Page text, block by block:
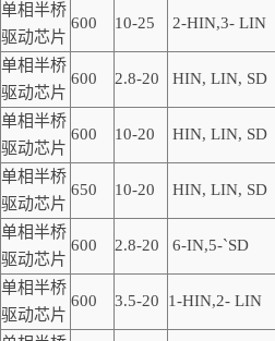
单相半桥
驱动芯片
600 10-25 2-HIN,3- LIN
单相半桥
驱动芯片
600 2.8-20 HIN, LIN, SD
单相半桥
驱动芯片
600 10-20 HIN, LIN, SD
单相半桥
驱动芯片
650 10-20 HIN, LIN, SD
单相半桥
驱动芯片
600 2.8-20 6-IN,5-`SD
单相半桥
驱动芯片
600 3.5-20 1-HIN,2- LIN